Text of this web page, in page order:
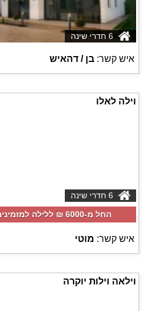
איש קשר: בן / דהאיש
וילה לאלו
החל מ-‏6000 ₪ ללילה למזמינים 2 לילות בסופ"ש הקרוב
איש קשר: מוטי
וילאה וילות יוקרה